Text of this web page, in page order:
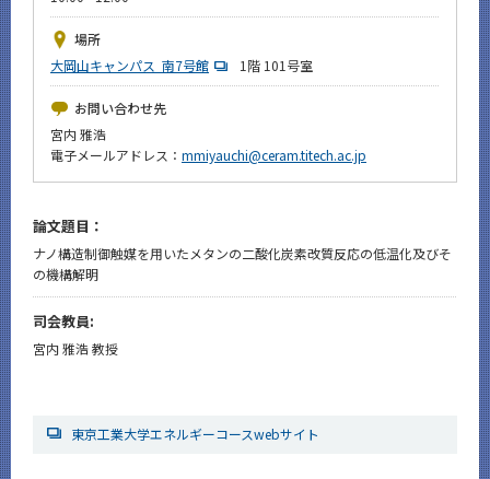
場所
大岡山キャンパス 南7号館
1階 101号室
お問い合わせ先
宮内 雅浩
電子メールアドレス： mmiyauchi@ceram.titech.ac.jp
論文題目：
ナノ構造制御触媒を用いたメタンの二酸化炭素改質反応の低温化及びそ
の機構解明
司会教員:
宮内 雅浩 教授
東京工業大学エネルギーコースwebサイト
イベントカレンダー
Event Calendar
今後のイベント
今後の課程別イベント
年別アーカイブ